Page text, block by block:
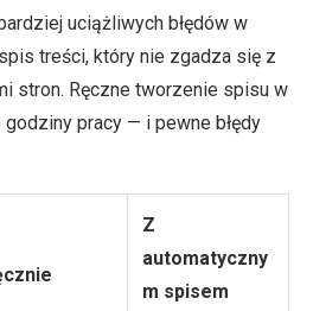
uciążliwych błędów w
treści, który nie zgadza się z
stron. Ręczne tworzenie spisu w
pracy — i pewne błędy
Z
automatyczny
m spisem